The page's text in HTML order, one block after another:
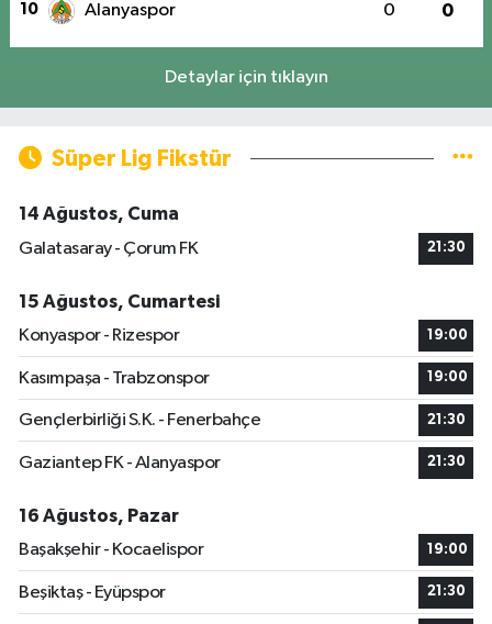
10 Alanyaspor 0 0
Detaylar için tıklayın
Süper Lig Fikstür
14 Ağustos, Cuma
Galatasaray - Çorum FK
21:30
15 Ağustos, Cumartesi
Konyaspor - Rizespor
19:00
Kasımpaşa - Trabzonspor 19:00
Gençlerbirliği S.K. - Fenerbahçe 21:30
Gaziantep FK - Alanyaspor 21:30
16 Ağustos, Pazar
Başakşehir - Kocaelispor
19:00
Beşiktaş - Eyüpspor 21:30